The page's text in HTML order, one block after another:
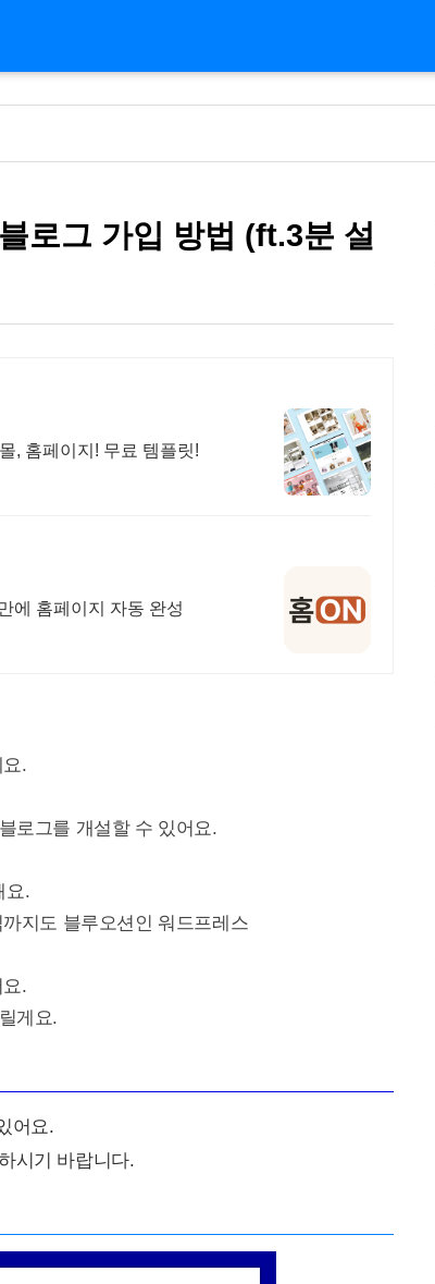
로그 가입 방법 (ft.3분 설
, 홈페이지! 무료 템플릿!
에 홈페이지 자동 완성
.
로그를 개설할 수 있어요.
요.
지도 블루오션인 워드프레스
.
게요.
어요.
시기 바랍니다.